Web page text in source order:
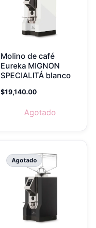
Molino de café
Eureka MIGNON
SPECIALITÁ blanco
$19,140.00
Agotado
Agotado